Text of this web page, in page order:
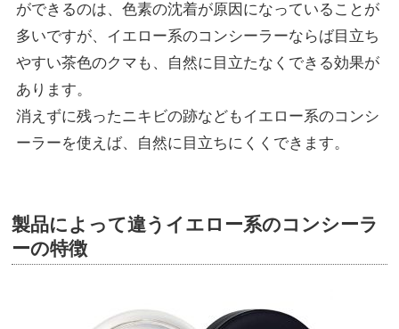
ができるのは、色素の沈着が原因になっていることが
多いですが、イエロー系のコンシーラーならば目立ち
やすい茶色のクマも、自然に目立たなくできる効果が
あります。
消えずに残ったニキビの跡などもイエロー系のコンシ
ーラーを使えば、自然に目立ちにくくできます。
製品によって違うイエロー系のコンシーラ
ーの特徴